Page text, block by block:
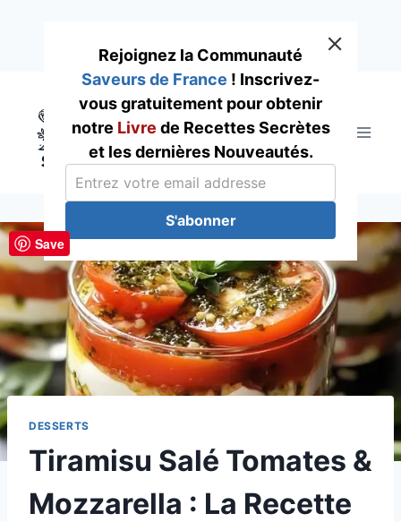
content
DESSERTS
Tiramisu Salé Tomates &
Mozzarella : La Recette
Rejoignez la Communauté
Saveurs de France ! Inscrivez-
vous gratuitement pour obtenir
notre Livre de Recettes Secrètes
et les dernières Nouveautés.
S'abonner
Save